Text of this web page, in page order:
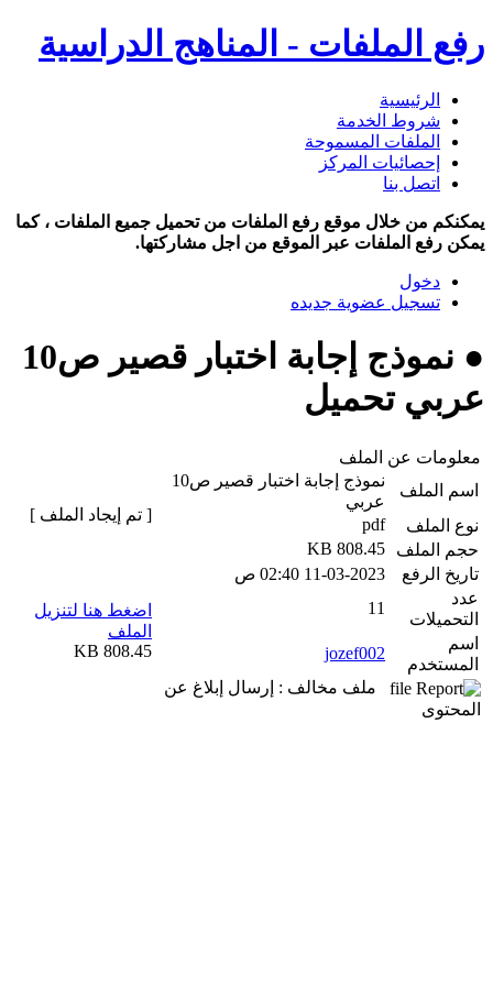
رفع الملفات - المناهج الدراسية
الرئيسية
شروط الخدمة
الملفات المسموحة
إحصائيات المركز
اتصل بنا
يمكنكم من خلال موقع رفع الملفات من تحميل جميع الملفات ، كما
يمكن رفع الملفات عبر الموقع من اجل مشاركتها.
دخول
تسجيل عضوية جديده
● نموذج إجابة اختبار قصير ص10
عربي تحميل
معلومات عن الملف
اسم الملف
نموذج إجابة اختبار قصير ص10
عربي
نوع الملف
pdf
حجم الملف
808.45 KB
تاريخ الرفع
11-03-2023 02:40 ص
عدد
التحميلات
11
اسم
المستخدم
jozef002
ملف مخالف : إرسال إبلاغ عن
المحتوى
[ تم إيجاد الملف ]
اضغط هنا لتنزيل
الملف
808.45 KB